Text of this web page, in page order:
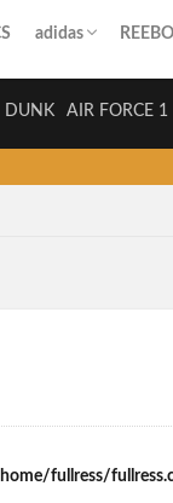
adidas
DUNK AIR FORCE 1
fullress/